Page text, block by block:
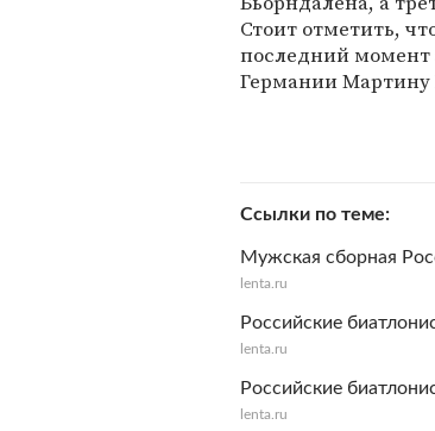
Стоит отметить,
последний момент
Германии Мартину
Ссылки по теме
Мужская сборная
lenta.ru
Российские
lenta.ru
Российские
lenta.ru